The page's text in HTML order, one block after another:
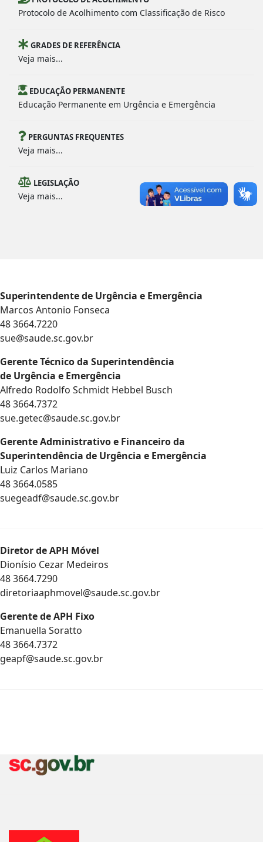
Protocolo de Acolhimento com Classificação de Risco
GRADES DE REFERÊNCIA
Veja mais...
EDUCAÇÃO PERMANENTE
Educação Permanente em Urgência e Emergência
PERGUNTAS FREQUENTES
Veja mais...
LEGISLAÇÃO
Veja mais...
Superintendente de Urgência e Emergência
Marcos Antonio Fonseca
48 3664.7220
sue@saude.sc.gov.br
Gerente Técnico da Superintendência
de Urgência e Emergência
Alfredo Rodolfo Schmidt Hebbel Busch
48 3664.7372
sue.getec@saude.sc.gov.br
Gerente Administrativo e Financeiro da
Superintendência de Urgência e Emergência
Luiz Carlos Mariano
48 3664.0585
suegeadf@saude.sc.gov.br
Diretor de APH Móvel
Dionísio Cezar Medeiros
48 3664.7290
diretoriaaphmovel@saude.sc.gov.br
Gerente de APH Fixo
Emanuella Soratto
48 3664.7372
geapf@saude.sc.gov.br